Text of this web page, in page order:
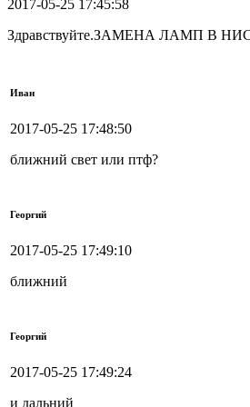
2017-05-25 17:45:58
Здравствуйте.ЗАМЕНА ЛАМП В
Иван
2017-05-25 17:48:50
ближний свет или птф?
Георгий
2017-05-25 17:49:10
ближний
Георгий
2017-05-25 17:49:24
и дальний